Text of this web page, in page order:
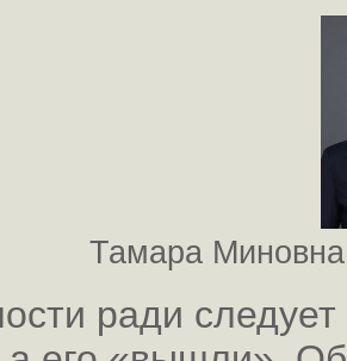
Тамара Миновна
ради